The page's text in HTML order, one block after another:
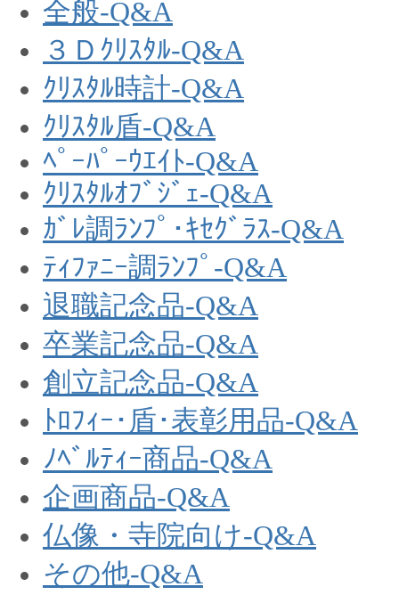
全般-Q&A
３Ｄｸﾘｽﾀﾙ-Q&A
ｸﾘｽﾀﾙ時計-Q&A
ｸﾘｽﾀﾙ盾-Q&A
ﾍﾟｰﾊﾟｰｳｴｲﾄ-Q&A
ｸﾘｽﾀﾙｵﾌﾞｼﾞｪ-Q&A
ｶﾞﾚ調ﾗﾝﾌﾟ･ｷｾｸﾞﾗｽ-Q&A
ﾃｨﾌｧﾆｰ調ﾗﾝﾌﾟ-Q&A
退職記念品-Q&A
卒業記念品-Q&A
創立記念品-Q&A
ﾄﾛﾌｨｰ･盾･表彰用品-Q&A
ﾉﾍﾞﾙﾃｨｰ商品-Q&A
企画商品-Q&A
仏像・寺院向け-Q&A
その他-Q&A